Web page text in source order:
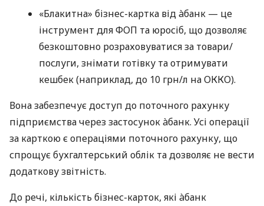
«Блакитна» бізнес-картка від àбанк — це
інструмент для ФОП та юросіб, що дозволяє
безкоштовно розраховуватися за товари/
послуги, знімати готівку та отримувати
кешбек (наприклад, до 10 грн/л на ОККО).
Вона забезпечує доступ до поточного рахунку
підприємства через застосунок àбанк. Усі операції
за карткою є операціями поточного рахунку, що
спрощує бухгалтерський облік та дозволяє не вести
додаткову звітність.
До речі, кількість бізнес-карток, які àбанк